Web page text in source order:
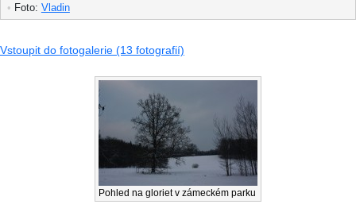
• Foto: Vladin
Vstoupit do fotogalerie (13 fotografií)
Pohled na gloriet v zámeckém parku